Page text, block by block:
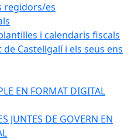
regidors/es
i calendaris fiscals
Castellgalí i els seus ens
EN FORMAT DIGITAL
JUNTES DE GOVERN EN